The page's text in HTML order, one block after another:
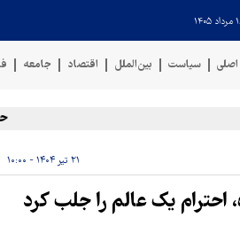
سیاست بین‌الملل اقتصاد جامعه
۲۱ تیر ۱۴۰۴ - ۱۰:۰۰
احترام یک عالم را جلب کرد